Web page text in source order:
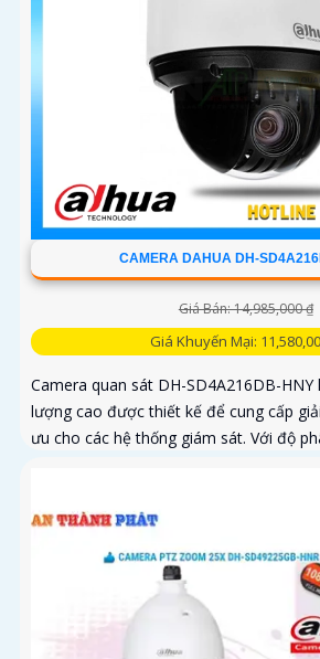
CAMERA DAHUA DH-
Giá Bán: 14,985,000 ₫
Giá Khuyến Mại:
Camera quan sát DH-SD4A216DB-
lượng cao được thiết kế để cung cấp
ưu cho các hệ thống giám sát. Với độ